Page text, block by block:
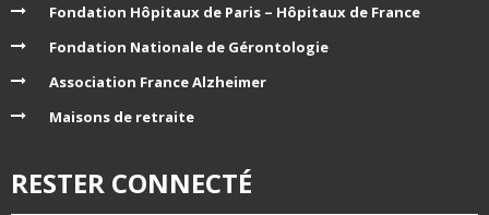
Fondation Hôpitaux de Paris – Hôpitaux de France
Fondation Nationale de Gérontologie
Association France Alzheimer
Maisons de retraite
RESTER CONNECTÉ